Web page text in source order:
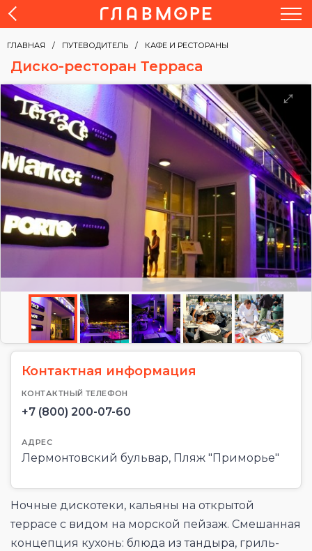
ГЛАВНАЯ ПУТЕВОДИТЕЛЬ КАФЕ И РЕСТОРАНЫ
Диско-ресторан Терраса
Контактная информация
КОНТАКТНЫЙ ТЕЛЕФОН
+7 (800) 200-07-60
АДРЕС
Лермонтовский бульвар, Пляж "Приморье"
Ночные дискотеки, кальяны на открытой
террасе с видом на морской пейзаж. Смешанная
концепция кухонь: блюда из тандыра, гриль-